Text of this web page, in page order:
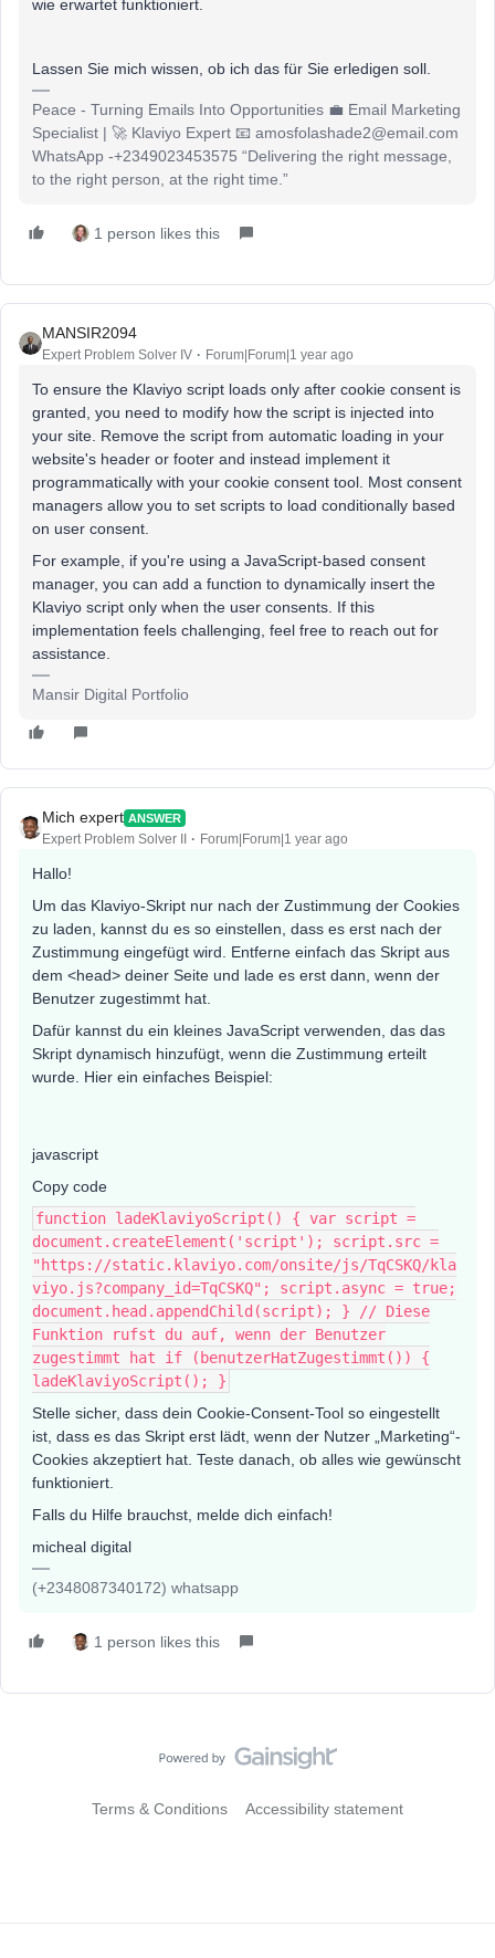
wie erwartet funktioniert.
Lassen Sie mich wissen, ob ich das für Sie erledigen soll.
Peace - Turning Emails Into Opportunities 💼 Email Marketing
Specialist | 🚀 Klaviyo Expert 📧 amosfolashade2@email.com
WhatsApp -+2349023453575 “Delivering the right message,
to the right person, at the right time.”
1 person likes this
MANSIR2094
Expert Problem Solver IV Forum|Forum|1 year ago
To ensure the Klaviyo script loads only after cookie consent is
granted, you need to modify how the script is injected into
your site. Remove the script from automatic loading in your
website's header or footer and instead implement it
programmatically with your cookie consent tool. Most consent
managers allow you to set scripts to load conditionally based
on user consent.
For example, if you're using a JavaScript-based consent
manager, you can add a function to dynamically insert the
Klaviyo script only when the user consents. If this
implementation feels challenging, feel free to reach out for
assistance.
Mansir Digital Portfolio
Mich expert ANSWER
Expert Problem Solver II Forum|Forum|1 year ago
Hallo!
Um das Klaviyo-Skript nur nach der Zustimmung der Cookies
zu laden, kannst du es so einstellen, dass es erst nach der
Zustimmung eingefügt wird. Entferne einfach das Skript aus
dem <head> deiner Seite und lade es erst dann, wenn der
Benutzer zugestimmt hat.
Dafür kannst du ein kleines JavaScript verwenden, das das
Skript dynamisch hinzufügt, wenn die Zustimmung erteilt
wurde. Hier ein einfaches Beispiel:
javascript
Copy code
function ladeKlaviyoScript() { var script =
document.createElement('script'); script.src =
"https://static.klaviyo.com/onsite/js/TqCSKQ/kla
viyo.js?company_id=TqCSKQ"; script.async = true;
document.head.appendChild(script); } // Diese
Funktion rufst du auf, wenn der Benutzer
zugestimmt hat if (benutzerHatZugestimmt()) {
ladeKlaviyoScript(); }
Stelle sicher, dass dein Cookie-Consent-Tool so eingestellt
ist, dass es das Skript erst lädt, wenn der Nutzer „Marketing“-
Cookies akzeptiert hat. Teste danach, ob alles wie gewünscht
funktioniert.
Falls du Hilfe brauchst, melde dich einfach!
micheal digital
(+2348087340172) whatsapp
1 person likes this
Terms & Conditions Accessibility statement